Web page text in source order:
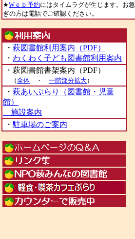
★Wｅｂ予約にはタイムラグが生じます。お急
ぎの方は電話でご確認ください。
・ 萩図書館利用案内（PDF）
・ わくわく子ども図書館利用案内
・萩図書館書架案内（PDF）
（全体 ・ 一階部分拡大）
・ 萩あいぶらり（図書館・児童
館）
施設案内
・ 駐車場のご案内